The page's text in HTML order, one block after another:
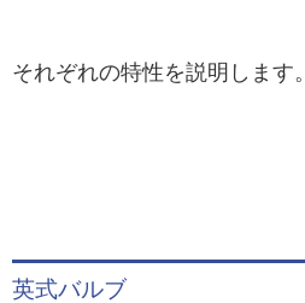
それぞれの特性を説明します。
英式バルブ